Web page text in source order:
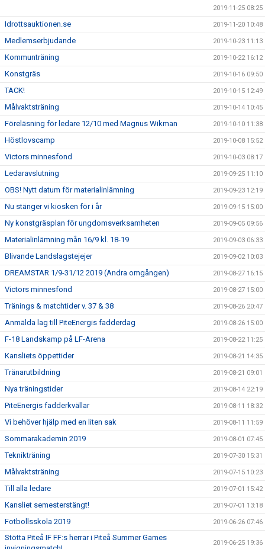
2019-11-25 08:25
Idrottsauktionen.se 2019-11-20 10:48
Medlemserbjudande 2019-10-23 11:13
Kommunträning 2019-10-22 16:12
Konstgräs 2019-10-16 09:50
TACK! 2019-10-15 12:49
Målvaktsträning 2019-10-14 10:45
Föreläsning för ledare 12/10 med Magnus Wikman 2019-10-10 11:38
Höstlovscamp 2019-10-08 15:52
Victors minnesfond 2019-10-03 08:17
Ledaravslutning 2019-09-25 11:10
OBS! Nytt datum för materialinlämning 2019-09-23 12:19
Nu stänger vi kiosken för i år 2019-09-15 15:00
Ny konstgräsplan för ungdomsverksamheten 2019-09-05 09:56
Materialinlämning mån 16/9 kl. 18-19 2019-09-03 06:33
Blivande Landslagstejejer 2019-09-02 10:03
DREAMSTAR 1/9-31/12 2019 (Andra omgången) 2019-08-27 16:15
Victors minnesfond 2019-08-27 15:00
Tränings & matchtider v. 37 & 38 2019-08-26 20:47
Anmälda lag till PiteEnergis fadderdag 2019-08-26 15:00
F-18 Landskamp på LF-Arena 2019-08-22 11:25
Kansliets öppettider 2019-08-21 14:35
Tränarutbildning 2019-08-21 09:01
Nya träningstider 2019-08-14 22:19
PiteEnergis fadderkvällar 2019-08-11 18:32
Vi behöver hjälp med en liten sak 2019-08-11 11:59
Sommarakademin 2019 2019-08-01 07:45
Teknikträning 2019-07-30 15:31
Målvaktsträning 2019-07-15 10:23
Till alla ledare 2019-07-01 15:42
Kansliet semesterstängt! 2019-07-01 13:18
Fotbollsskola 2019 2019-06-26 07:46
Stötta Piteå IF FF:s herrar i Piteå Summer Games
2019-06-25 19:36